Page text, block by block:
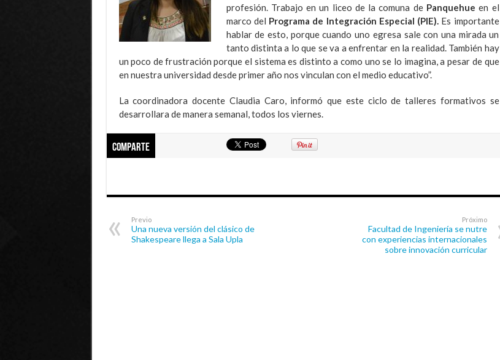
profesión. Trabajo en un liceo de la comuna dePanquehue en el
marco del Programa de Integración Especial (PIE). Es importante
hablar de esto, porque cuando uno egresa sale con una mirada un
tanto distinta a lo que se va a enfrentar en la realidad. También hay
un poco de frustración porque el sistema es distinto a como uno se lo imagina, a pesar de que
en nuestra universidad desde primer año nos vinculan con el medio educativo”.
La coordinadora docente Claudia Caro, informó que este ciclo de talleres formativos se
desarrollara de manera semanal, todos los viernes.
Comparte
Previo
Una nueva versión del clásico de
Shakespeare llega a Sala Upla
Próximo
Facultad de Ingeniería se nutre
con experiencias internacionales
sobre innovación curricular